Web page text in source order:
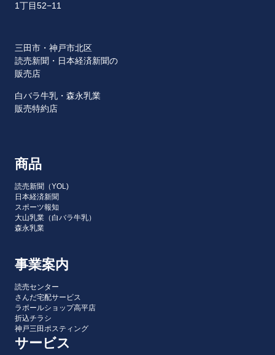
1丁目52−11
三田市・神戸市北区
読売新聞・日本経済新聞の
販売店
白バラ牛乳・森永乳業
販売特約店
商品
読売新聞（YOL)
日本経済新聞
スポーツ報知
大山乳業（白バラ牛乳）
森永乳業
事業案内
読売センター
さんだ宅配サービス
ラポールショップ高平店
折込チラシ
神戸三田ポスティング
サービス